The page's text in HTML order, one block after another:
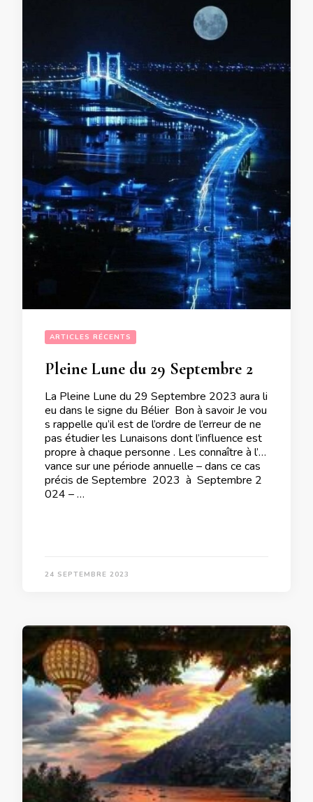
ARTICLES RÉCENTS
La Pleine Lune du 29 Septembre 2023 aura li
eu dans le signe du Bélier Bon à savoir Je vou
s rappelle qu’il est de l’ordre de l’erreur de ne
pas étudier les Lunaisons dont l’influence est
propre à chaque personne . Les connaître à l’a
vance sur une période annuelle – dans ce cas
précis de Septembre 2023 à Septembre 2
024 – …
24 SEPTEMBRE 2023